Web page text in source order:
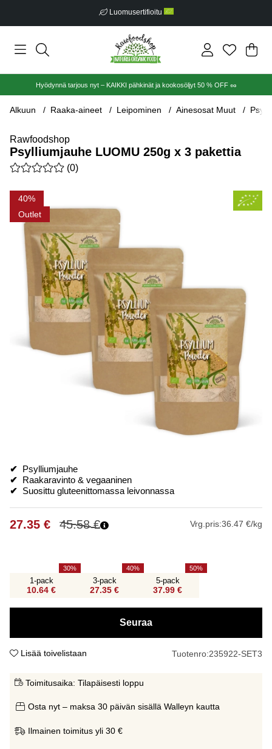
Luomusertifioitu
.
Hyödynnä tarjous nyt – KAIKKI pähkinät ja kookosöljyt 50 % OFF 🥜
Alkuun Raaka-aineet Leipominen Ainesosat Muut
Rawfoodshop
Psylliumjauhe LUOMU 250g x 3 pakettia
Keskiarvoluokitus 0 / 5 Arvioiden määrä 0
(0)
40
Outlet
Tuotekuvat Psylliumjauhe LUOMU 250g x 3 pakettia
✔ Psylliumjauhe
✔ Raakaravinto & vegaaninen
✔ Suosittu gluteenittomassa leivonnassa
45.58€
27.35 € Vrg.pris:36.47 €/kg
1-pack
10.64 €
30
3-pack
27.35 €
40
5-pack
37.99 €
50
Seuraa
Lisää toivelistaan Tuotenro:235922-SET3
Toimitusaika: Tilapäisesti loppu
Osta nyt – maksa 30 päivän sisällä Walleyn kautta
Ilmainen toimitus yli 30 €